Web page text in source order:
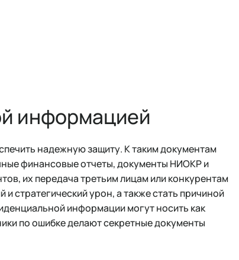
информацией
надежную защиту. К таким документам
финансовые отчеты, документы НИОКР и
их передача третьим лицам или конкурентам
стратегический урон, а также стать причиной
информации могут носить как
по ошибке делают секретные документы